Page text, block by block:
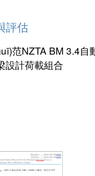
評估
范NZTA BM 3.4自
設計荷載組合